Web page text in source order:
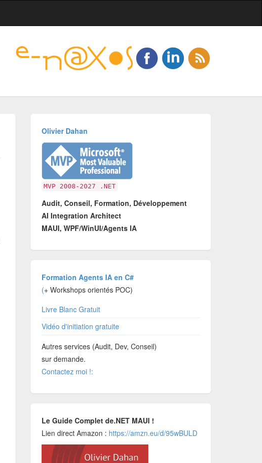
Olivier Dahan
MVP 2008-2027 .NET
Audit, Conseil, Formation, Développement
AI Integration Architect
MAUI, WPF/WinUI/Agents IA
Formation Agents IA en C#
(+ Workshops orientés POC)
Livre Blanc Gratuit
Vidéo d'initiation gratuite
Autres services (Audit, Dev, Conseil)
sur demande.
Contactez moi !:
Le Guide Complet de.NET MAUI !
Lien direct Amazon : https://amzn.eu/d/95wBULD